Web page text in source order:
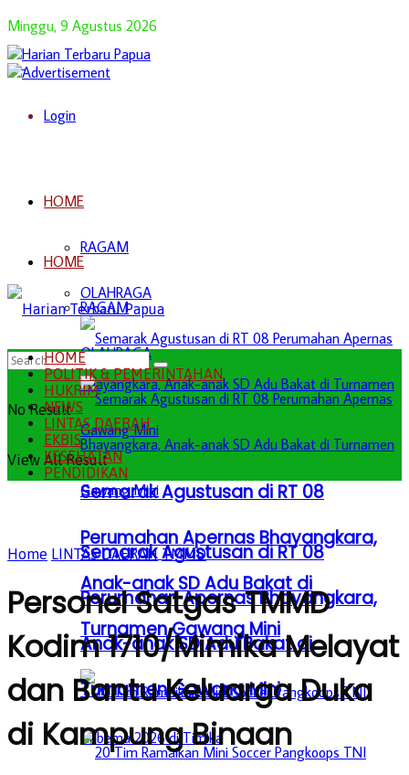
Minggu, 9 Agustus 2026
Login
HOME
RAGAM
OLAHRAGA
Semarak Agustusan di RT 08
Perumahan Apernas Bhayangkara,
Anak-anak SD Adu Bakat di
Turnamen Gawang Mini
HOME
RAGAM
OLAHRAGA
Semarak Agustusan di RT 08
Perumahan Apernas Bhayangkara,
Anak-anak SD Adu Bakat di
Turnamen Gawang Mini
No Result
View All Result
HOME
POLITIK & PEMERINTAHAN
HUKRIM
NEWS
LINTAS DAERAH
EKBIS
KESEHATAN
PENDIDIKAN
Home LINTAS DAERAH TMMD
Personel Satgas TMMD
Kodim 1710/Mimika Melayat
dan Bantu Keluarga Duka
di Kampung Binaan